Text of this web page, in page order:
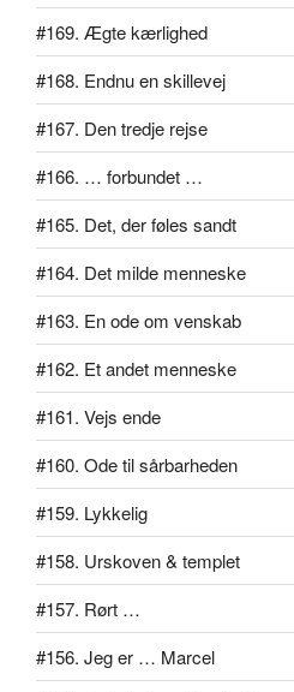
#169. Ægte kærlighed
#168. Endnu en skillevej
#167. Den tredje rejse
#166. … forbundet …
#165. Det, der føles sandt
#164. Det milde menneske
#163. En ode om venskab
#162. Et andet menneske
#161. Vejs ende
#160. Ode til sårbarheden
#159. Lykkelig
#158. Urskoven & templet
#157. Rørt …
#156. Jeg er … Marcel